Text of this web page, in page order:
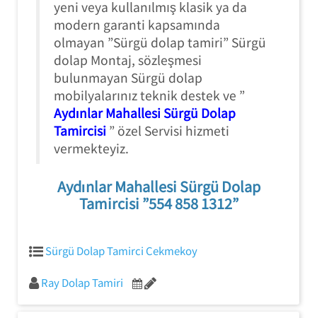
yeni veya kullanılmış klasik ya da
modern garanti kapsamında
olmayan ”Sürgü dolap tamiri” Sürgü
dolap Montaj, sözleşmesi
bulunmayan Sürgü dolap
mobilyalarınız teknik destek ve ”
Aydınlar Mahallesi Sürgü Dolap
Tamircisi ” özel Servisi hizmeti
vermekteyiz.
Aydınlar Mahallesi Sürgü Dolap
Tamircisi ”554 858 1312”
Sürgü Dolap Tamirci Cekmekoy
Ray Dolap Tamiri